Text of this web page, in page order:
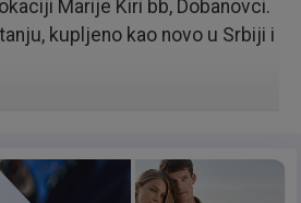
Marije Kiri bb, Dobanovci.
kupljeno kao novo u Srbiji i